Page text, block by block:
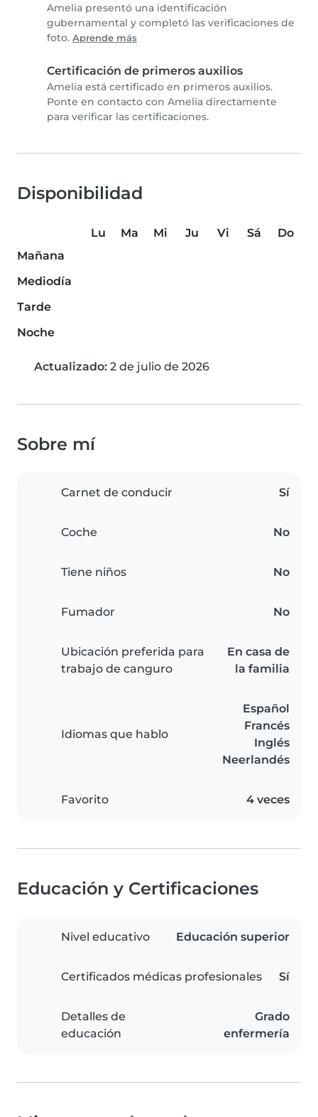
Amelia presentó una identificación
gubernamental y completó las verificaciones de
foto. Aprende más
Certificación de primeros auxilios
Amelia está certificado en primeros auxilios.
Ponte en contacto con Amelia directamente
para verificar las certificaciones.
Disponibilidad
Lu Ma Mi Ju Vi Sá
Do
Mañana
Mediodía
Tarde
Noche
Actualizado: 2 de julio de 2026
Sobre mí
Carnet de conducir Sí
Coche No
Tiene niños No
Fumador No
Ubicación preferida para
trabajo de canguro
En casa de
la familia
Idiomas que hablo
Español
Francés
Inglés
Neerlandés
Favorito 4 veces
Educación y Certificaciones
Nivel educativo Educación superior
Certificados médicas profesionales Sí
Detalles de
educación
Grado
enfermería